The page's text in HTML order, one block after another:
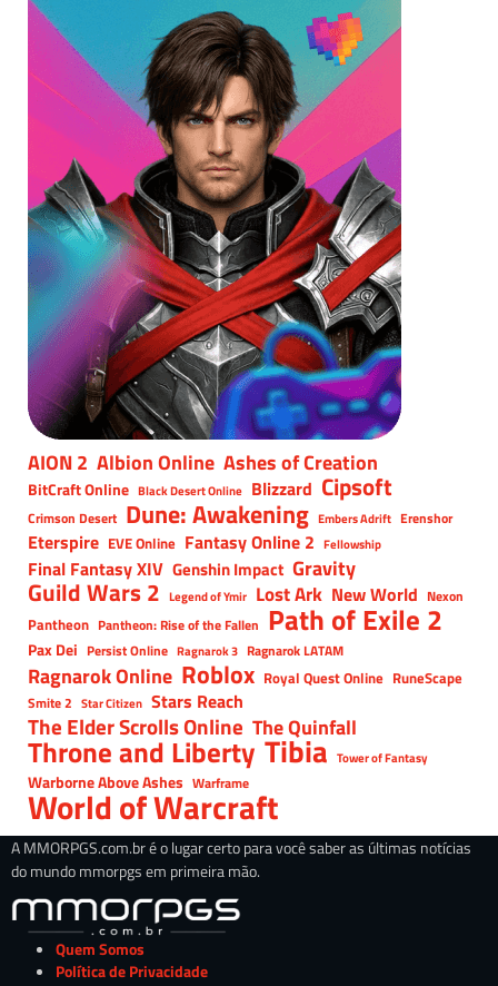
AION 2 Albion Online Ashes of Creation
BitCraft Online Black Desert Online Blizzard Cipsoft
Crimson Desert Dune: Awakening Embers Adrift Erenshor
Eterspire EVE Online Fantasy Online 2 Fellowship
Final Fantasy XIV Genshin Impact Gravity
Guild Wars 2 Legend of Ymir Lost Ark New World Nexon
Pantheon Pantheon: Rise of the Fallen Path of Exile 2
Pax Dei Persist Online Ragnarok 3 Ragnarok LATAM
Ragnarok Online Roblox Royal Quest Online RuneScape
Smite 2 Star Citizen Stars Reach
The Elder Scrolls Online The Quinfall
Throne and Liberty Tibia Tower of Fantasy
Warborne Above Ashes Warframe
World of Warcraft
A MMORPGS.com.br é o lugar certo para você saber as últimas notícias
do mundo mmorpgs em primeira mão.
Quem Somos
Política de Privacidade